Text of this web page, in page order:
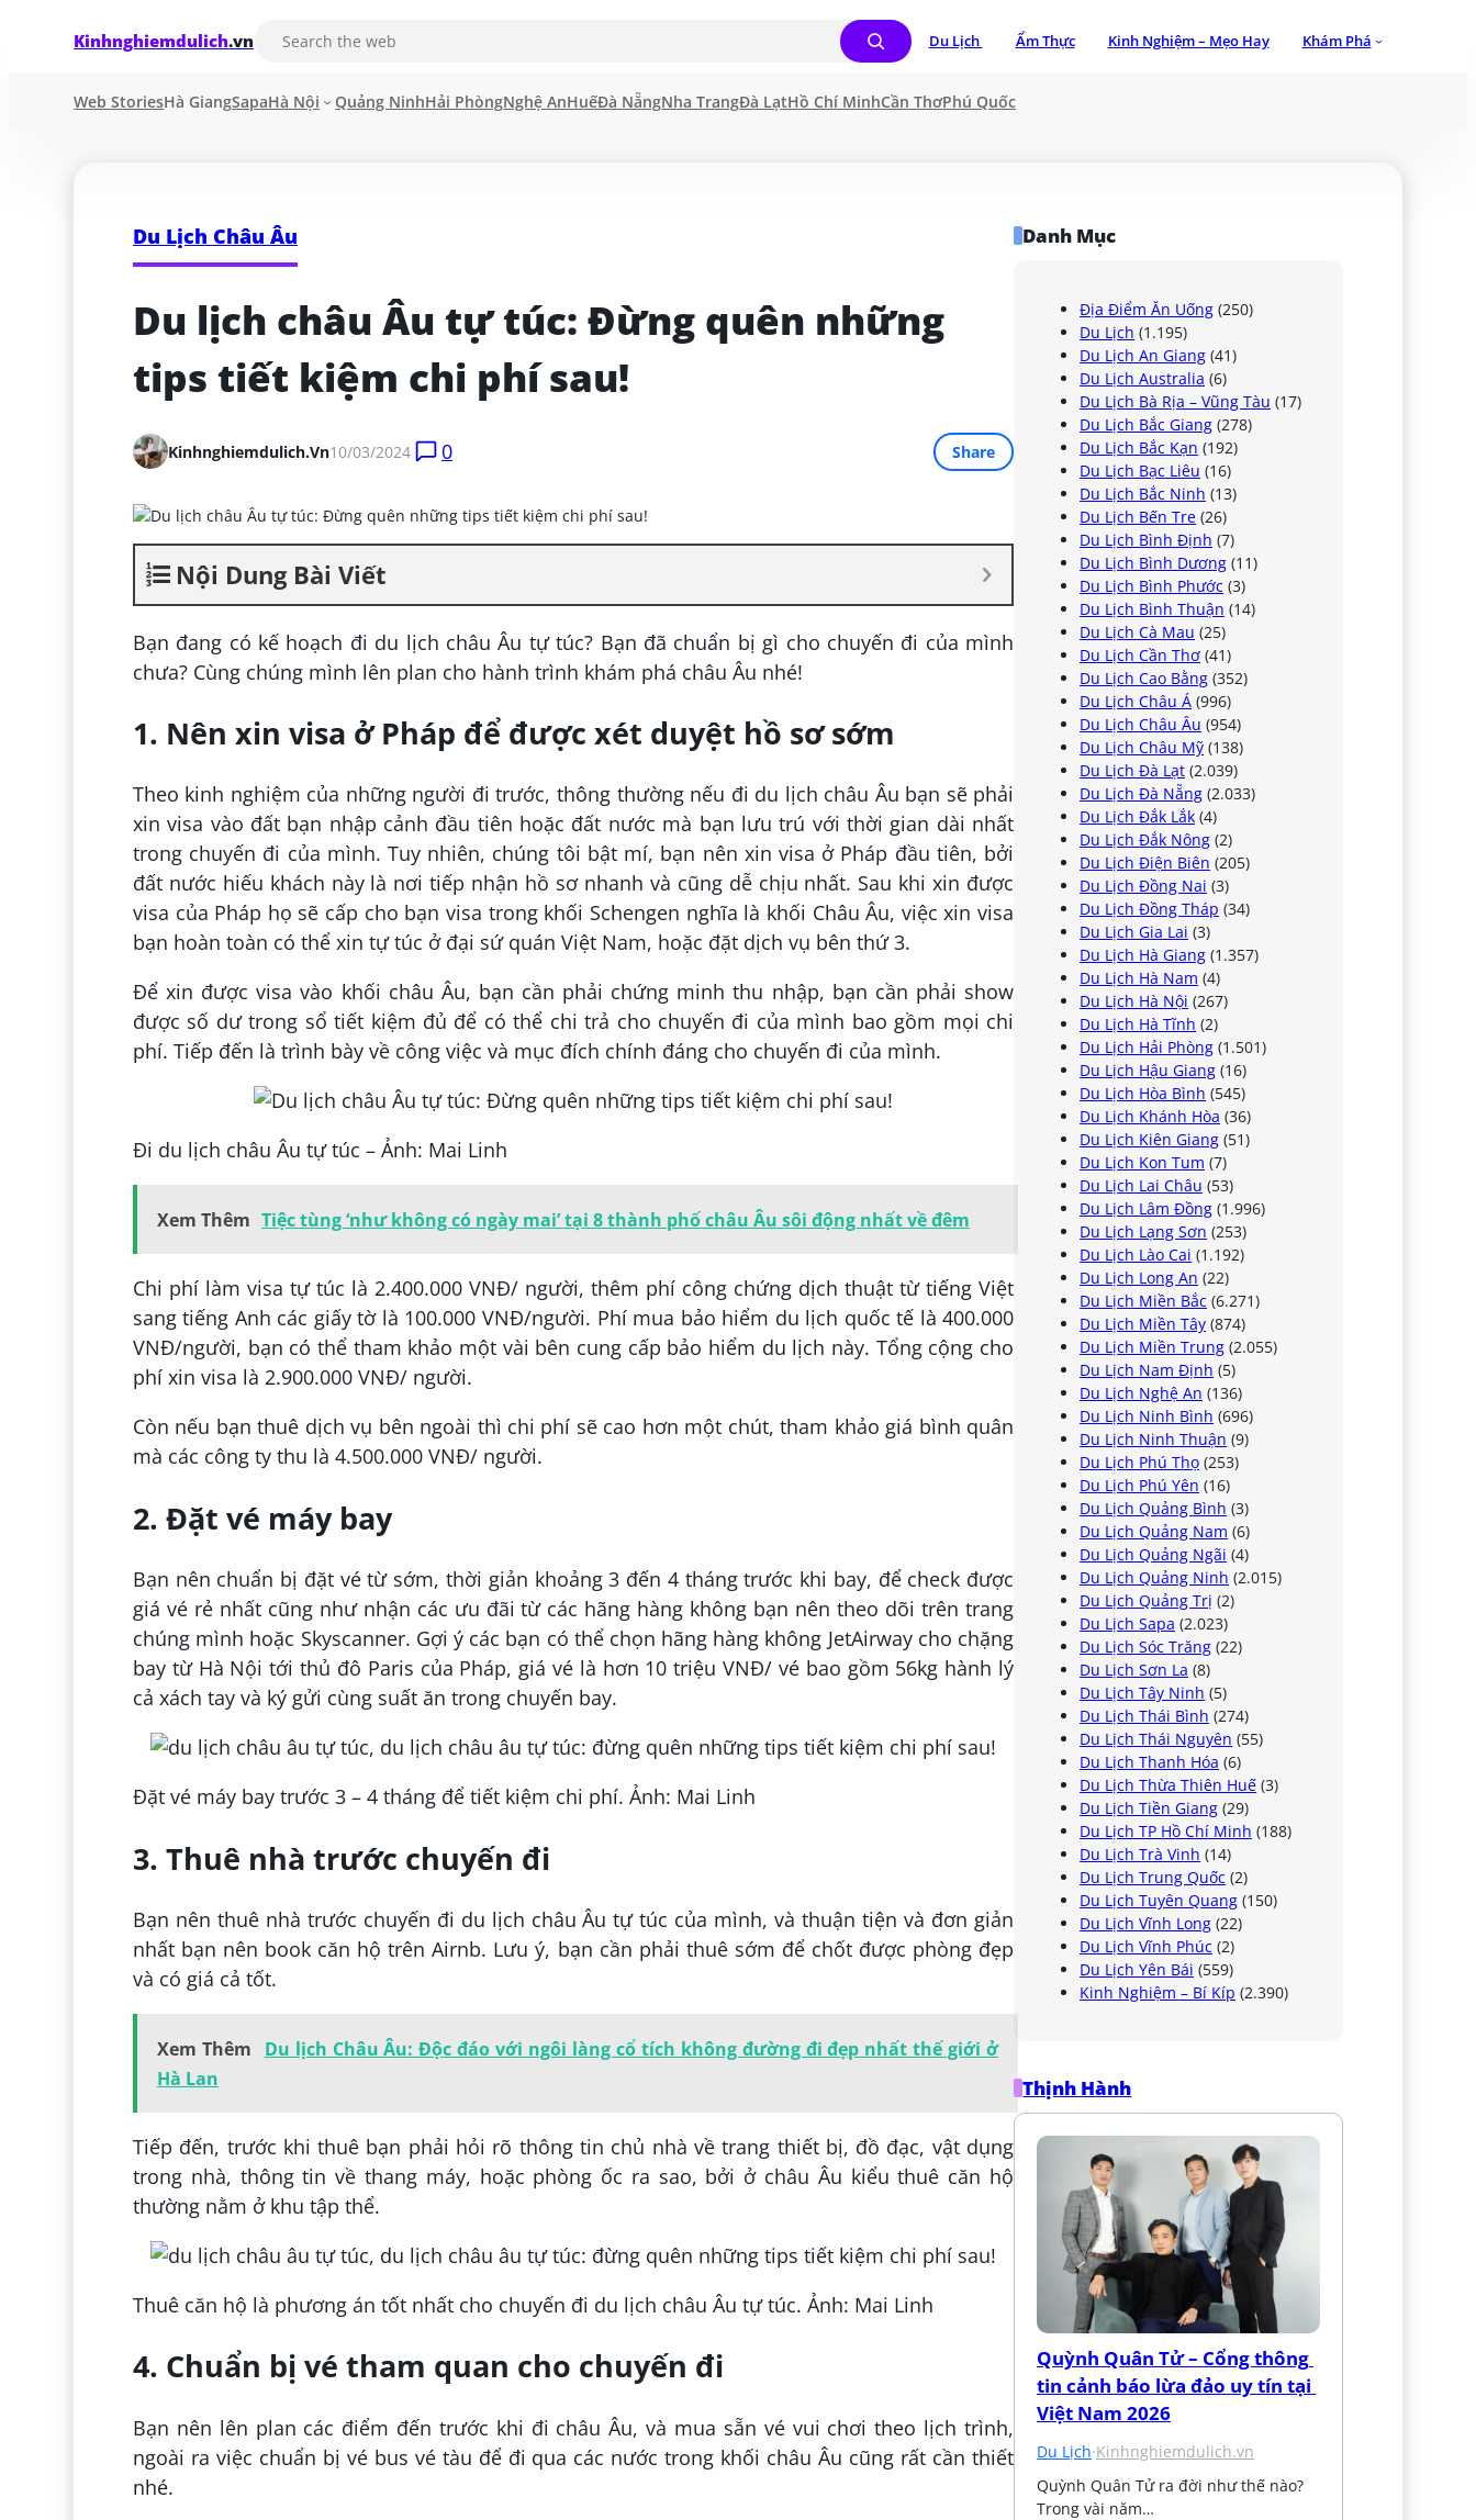
Kinhnghiemdulich.vn Du Lịch Ẩm Thực Kinh Nghiệm – Mẹo Hay Khám Phá
Web StoriesHà GiangSapaHà Nội Quảng NinhHải PhòngNghệ AnHuếĐà NẵngNha TrangĐà LạtHồ Chí MinhCần ThơPhú Quốc
Du Lịch Châu Âu
Du lịch châu Âu tự túc: Đừng quên những
tips tiết kiệm chi phí sau!
Kinhnghiemdulich.vn10/03/2024 0 Share
Nội Dung Bài Viết
Bạn đang có kế hoạch đi du lịch châu Âu tự túc? Bạn đã chuẩn bị gì cho chuyến đi của mình
chưa? Cùng chúng mình lên plan cho hành trình khám phá châu Âu nhé!
1. Nên xin visa ở Pháp để được xét duyệt hồ sơ sớm
Theo kinh nghiệm của những người đi trước, thông thường nếu đi du lịch châu Âu bạn sẽ phải
xin visa vào đất bạn nhập cảnh đầu tiên hoặc đất nước mà bạn lưu trú với thời gian dài nhất
trong chuyến đi của mình. Tuy nhiên, chúng tôi bật mí, bạn nên xin visa ở Pháp đầu tiên, bởi
đất nước hiếu khách này là nơi tiếp nhận hồ sơ nhanh và cũng dễ chịu nhất. Sau khi xin được
visa của Pháp họ sẽ cấp cho bạn visa trong khối Schengen nghĩa là khối Châu Âu, việc xin visa
bạn hoàn toàn có thể xin tự túc ở đại sứ quán Việt Nam, hoặc đặt dịch vụ bên thứ 3.
Để xin được visa vào khối châu Âu, bạn cần phải chứng minh thu nhập, bạn cần phải show
được số dư trong sổ tiết kiệm đủ để có thể chi trả cho chuyến đi của mình bao gồm mọi chi
phí. Tiếp đến là trình bày về công việc và mục đích chính đáng cho chuyến đi của mình.
Đi du lịch châu Âu tự túc – Ảnh: Mai Linh
Xem Thêm Tiệc tùng ‘như không có ngày mai’ tại 8 thành phố châu Âu sôi động nhất về đêm
Chi phí làm visa tự túc là 2.400.000 VNĐ/ người, thêm phí công chứng dịch thuật từ tiếng Việt
sang tiếng Anh các giấy tờ là 100.000 VNĐ/người. Phí mua bảo hiểm du lịch quốc tế là 400.000
VNĐ/người, bạn có thể tham khảo một vài bên cung cấp bảo hiểm du lịch này. Tổng cộng cho
phí xin visa là 2.900.000 VNĐ/ người.
Còn nếu bạn thuê dịch vụ bên ngoài thì chi phí sẽ cao hơn một chút, tham khảo giá bình quân
mà các công ty thu là 4.500.000 VNĐ/ người.
2. Đặt vé máy bay
Bạn nên chuẩn bị đặt vé từ sớm, thời giản khoảng 3 đến 4 tháng trước khi bay, để check được
giá vé rẻ nhất cũng như nhận các ưu đãi từ các hãng hàng không bạn nên theo dõi trên trang
chúng mình hoặc Skyscanner. Gợi ý các bạn có thể chọn hãng hàng không JetAirway cho chặng
bay từ Hà Nội tới thủ đô Paris của Pháp, giá vé là hơn 10 triệu VNĐ/ vé bao gồm 56kg hành lý
cả xách tay và ký gửi cùng suất ăn trong chuyến bay.
Đặt vé máy bay trước 3 – 4 tháng để tiết kiệm chi phí. Ảnh: Mai Linh
3. Thuê nhà trước chuyến đi
Bạn nên thuê nhà trước chuyến đi du lịch châu Âu tự túc của mình, và thuận tiện và đơn giản
nhất bạn nên book căn hộ trên Airnb. Lưu ý, bạn cần phải thuê sớm để chốt được phòng đẹp
và có giá cả tốt.
Xem Thêm
Du lịch Châu Âu: Độc đáo với ngôi làng cổ tích không đường đi đẹp nhất thế giới ở
Hà Lan
Tiếp đến, trước khi thuê bạn phải hỏi rõ thông tin chủ nhà về trang thiết bị, đồ đạc, vật dụng
trong nhà, thông tin về thang máy, hoặc phòng ốc ra sao, bởi ở châu Âu kiểu thuê căn hộ
thường nằm ở khu tập thể.
Thuê căn hộ là phương án tốt nhất cho chuyến đi du lịch châu Âu tự túc. Ảnh: Mai Linh
4. Chuẩn bị vé tham quan cho chuyến đi
Bạn nên lên plan các điểm đến trước khi đi châu Âu, và mua sẵn vé vui chơi theo lịch trình,
ngoài ra việc chuẩn bị vé bus vé tàu để đi qua các nước trong khối châu Âu cũng rất cần thiết
nhé.
Danh Mục
Địa Điểm Ăn Uống (250)
Du Lịch (1.195)
Du Lịch An Giang (41)
Du Lịch Australia (6)
Du Lịch Bà Rịa – Vũng Tàu (17)
Du Lịch Bắc Giang (278)
Du Lịch Bắc Kạn (192)
Du Lịch Bạc Liêu (16)
Du Lịch Bắc Ninh (13)
Du Lịch Bến Tre (26)
Du Lịch Bình Định (7)
Du Lịch Bình Dương (11)
Du Lịch Bình Phước (3)
Du Lịch Bình Thuận (14)
Du Lịch Cà Mau (25)
Du Lịch Cần Thơ (41)
Du Lịch Cao Bằng (352)
Du Lịch Châu Á (996)
Du Lịch Châu Âu (954)
Du Lịch Châu Mỹ (138)
Du Lịch Đà Lạt (2.039)
Du Lịch Đà Nẵng (2.033)
Du Lịch Đắk Lắk (4)
Du Lịch Đắk Nông (2)
Du Lịch Điện Biên (205)
Du Lịch Đồng Nai (3)
Du Lịch Đồng Tháp (34)
Du Lịch Gia Lai (3)
Du Lịch Hà Giang (1.357)
Du Lịch Hà Nam (4)
Du Lịch Hà Nội (267)
Du Lịch Hà Tĩnh (2)
Du Lịch Hải Phòng (1.501)
Du Lịch Hậu Giang (16)
Du Lịch Hòa Bình (545)
Du Lịch Khánh Hòa (36)
Du Lịch Kiên Giang (51)
Du Lịch Kon Tum (7)
Du Lịch Lai Châu (53)
Du Lịch Lâm Đồng (1.996)
Du Lịch Lạng Sơn (253)
Du Lịch Lào Cai (1.192)
Du Lịch Long An (22)
Du Lịch Miền Bắc (6.271)
Du Lịch Miền Tây (874)
Du Lịch Miền Trung (2.055)
Du Lịch Nam Định (5)
Du Lịch Nghệ An (136)
Du Lịch Ninh Bình (696)
Du Lịch Ninh Thuận (9)
Du Lịch Phú Thọ (253)
Du Lịch Phú Yên (16)
Du Lịch Quảng Bình (3)
Du Lịch Quảng Nam (6)
Du Lịch Quảng Ngãi (4)
Du Lịch Quảng Ninh (2.015)
Du Lịch Quảng Trị (2)
Du Lịch Sapa (2.023)
Du Lịch Sóc Trăng (22)
Du Lịch Sơn La (8)
Du Lịch Tây Ninh (5)
Du Lịch Thái Bình (274)
Du Lịch Thái Nguyên (55)
Du Lịch Thanh Hóa (6)
Du Lịch Thừa Thiên Huế (3)
Du Lịch Tiền Giang (29)
Du Lịch TP Hồ Chí Minh (188)
Du Lịch Trà Vinh (14)
Du Lịch Trung Quốc (2)
Du Lịch Tuyên Quang (150)
Du Lịch Vĩnh Long (22)
Du Lịch Vĩnh Phúc (2)
Du Lịch Yên Bái (559)
Kinh Nghiệm – Bí Kíp (2.390)
Thịnh Hành
Quỳnh Quân Tử – Cổng thông
tin cảnh báo lừa đảo uy tín tại
Việt Nam 2026
Du Lịch·Kinhnghiemdulich.vn
Quỳnh Quân Tử ra đời như thế nào?
Trong vài năm…